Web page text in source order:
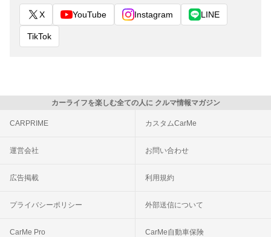
X YouTube Instagram LINE
TikTok
カーライフを楽しむ全ての人に クルマ情報マガジン
CARPRIME カスタムCarMe
運営会社 お問い合わせ
広告掲載 利用規約
プライバシーポリシー 外部送信について
CarMe Pro CarMe自動車保険